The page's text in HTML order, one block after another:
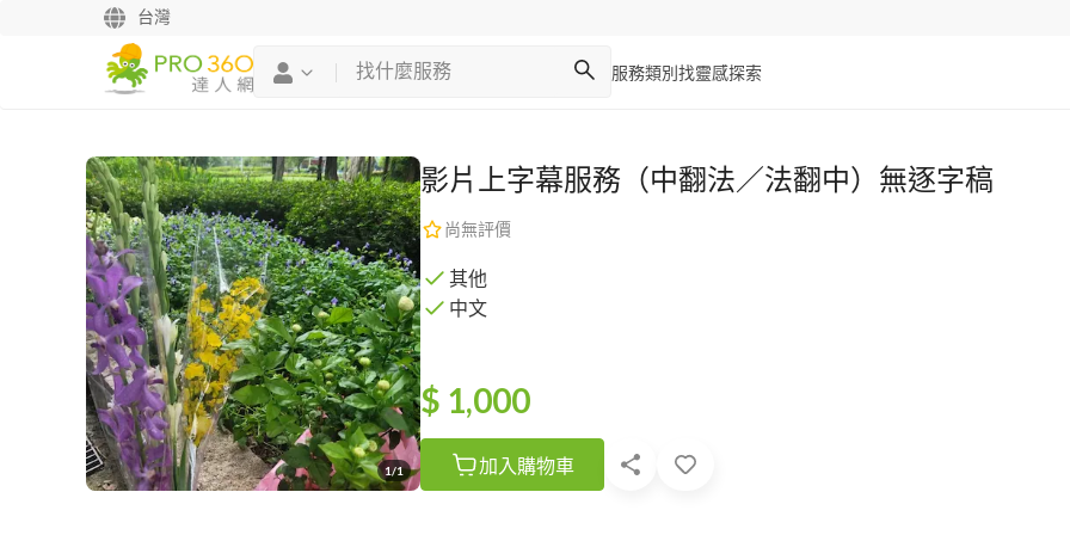
台灣
服務類別 找靈感探索
1/1
影片上字幕服務（中翻法／法翻中）無逐字稿
尚無評價
其他
中文
$ 1,000
加入購物車